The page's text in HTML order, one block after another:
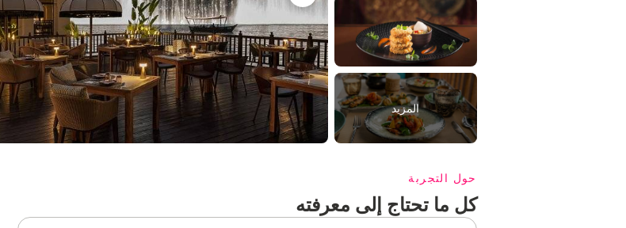
المزيد
حول التجربة
كل ما تحتاج إلى معرفته